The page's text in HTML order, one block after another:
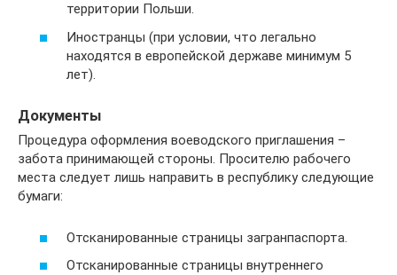
территории Польши.
Иностранцы (при условии, что легально
находятся в европейской державе минимум 5
лет).
Документы
Процедура оформления воеводского приглашения –
забота принимающей стороны. Просителю рабочего
места следует лишь направить в республику следующие
бумаги:
Отсканированные страницы загранпаспорта.
Отсканированные страницы внутреннего